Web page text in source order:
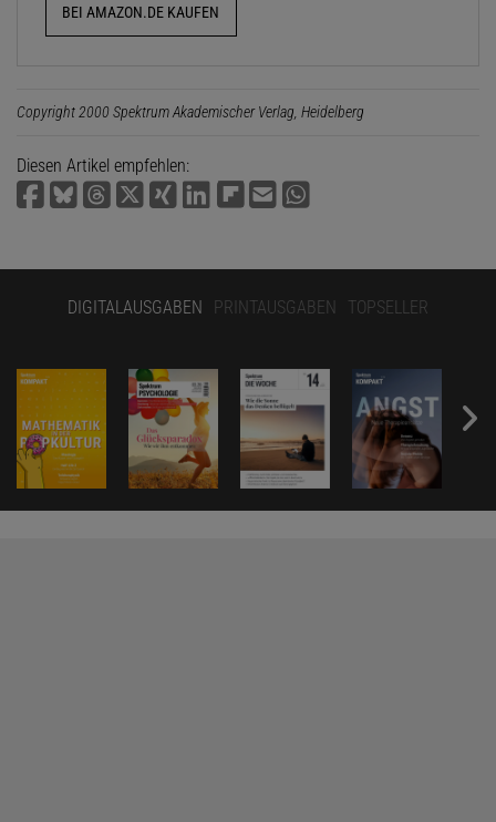
BEI AMAZON.DE KAUFEN
Copyright 2000 Spektrum Akademischer Verlag, Heidelberg
Diesen Artikel empfehlen:
DIGITALAUSGABEN PRINTAUSGABEN TOPSELLER